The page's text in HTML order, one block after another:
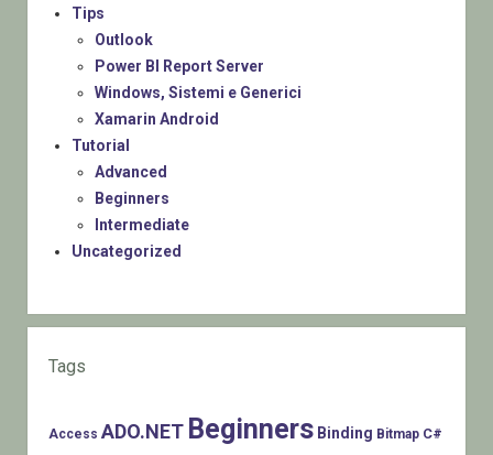
Tips
Outlook
Power BI Report Server
Windows, Sistemi e Generici
Xamarin Android
Tutorial
Advanced
Beginners
Intermediate
Uncategorized
Tags
Access ADO.NET Beginners Binding Bitmap C#